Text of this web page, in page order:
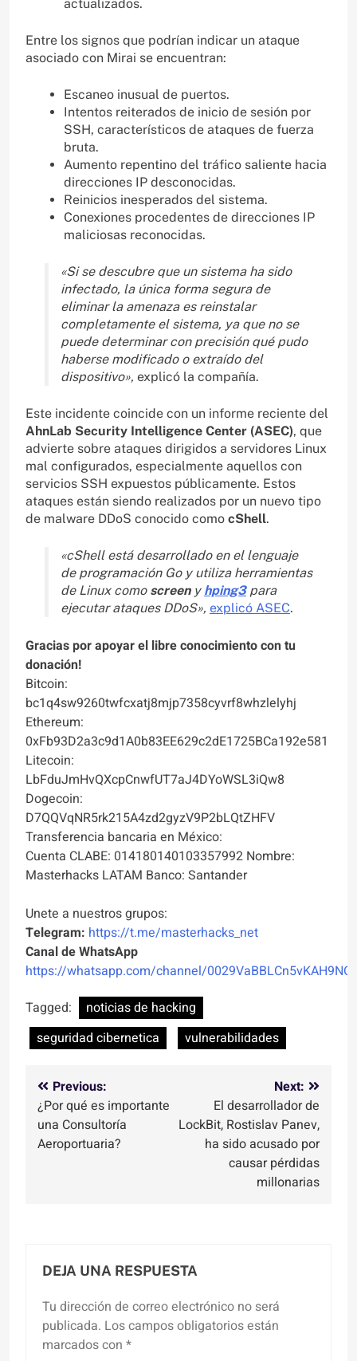
actualizados.
Entre los signos que podrían indicar un ataque
asociado con Mirai se encuentran:
Escaneo inusual de puertos.
Intentos reiterados de inicio de sesión por
SSH, característicos de ataques de fuerza
bruta.
Aumento repentino del tráfico saliente hacia
direcciones IP desconocidas.
Reinicios inesperados del sistema.
Conexiones procedentes de direcciones IP
maliciosas reconocidas.
«Si se descubre que un sistema ha sido
infectado, la única forma segura de
eliminar la amenaza es reinstalar
completamente el sistema, ya que no se
puede determinar con precisión qué pudo
haberse modificado o extraído del
dispositivo», explicó la compañía.
Este incidente coincide con un informe reciente del
AhnLab Security Intelligence Center (ASEC), que
advierte sobre ataques dirigidos a servidores Linux
mal configurados, especialmente aquellos con
servicios SSH expuestos públicamente. Estos
ataques están siendo realizados por un nuevo tipo
de malware DDoS conocido como cShell.
«cShell está desarrollado en el lenguaje
de programación Go y utiliza herramientas
de Linux como screeny hping3para
ejecutar ataques DDoS», explicó ASEC.
Gracias por apoyar el libre conocimiento con tu
donación!
Bitcoin:
bc1q4sw9260twfcxatj8mjp7358cyvrf8whzlelyhj
Ethereum:
0xFb93D2a3c9d1A0b83EE629c2dE1725BCa192e581
Litecoin:
LbFduJmHvQXcpCnwfUT7aJ4DYoWSL3iQw8
Dogecoin:
D7QQVqNR5rk215A4zd2gyzV9P2bLQtZHFV
Transferencia bancaria en México:
Cuenta CLABE: 014180140103357992 Nombre:
Masterhacks LATAM Banco: Santander
Unete a nuestros grupos:
Telegram: https://t.me/masterhacks_net
Canal de WhatsApp
https://whatsapp.com/channel/
Tagged:
noticias de hacking
seguridad cibernetica
vulnerabilidades
Navegación
de
entradas
Previous:
¿Por qué es importante
una Consultoría
Aeroportuaria?
Next:
El desarrollador de
LockBit, Rostislav Panev,
ha sido acusado por
causar pérdidas
millonarias
DEJA UNA RESPUESTA
Tu dirección de correo electrónico no será
publicada. Los campos obligatorios están
marcados con *